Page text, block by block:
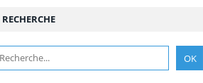
RECHERCHE